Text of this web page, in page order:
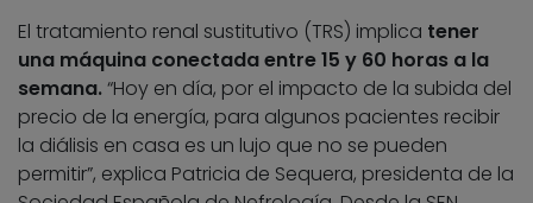
El tratamiento renal sustitutivo (TRS) implica tener
una máquina conectada entre 15 y 60 horas a la
semana.“Hoy en día, por el impacto de la subida del
precio de la energía, para algunos pacientes recibir
la diálisis en casa es un lujo que no se pueden
permitir”, explica Patricia de Sequera, presidenta de la